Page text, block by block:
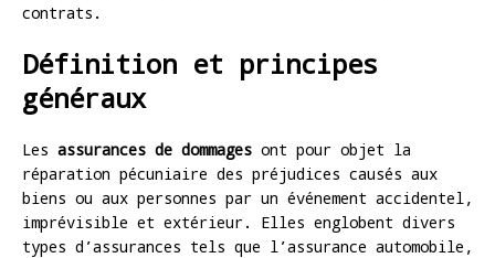
contrats.
Définition et principes
généraux
Les assurances de dommages ont pour objet la
réparation pécuniaire des préjudices causés aux
biens ou aux personnes par un événement accidentel,
imprévisible et extérieur. Elles englobent divers
types d’assurances tels que l’assurance automobile,